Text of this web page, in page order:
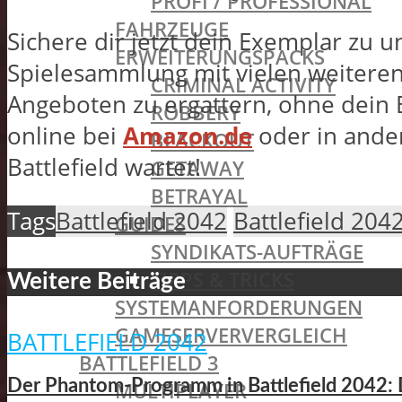
FAHRZEUGE
ERWEITERUNGSPACKS
CRIMINAL ACTIVITY
ROBBERY
BLACKOUT
GETAWAY
BETRAYAL
GUIDES
SYNDIKATS-AUFTRÄGE
TIPPS & TRICKS
SYSTEMANFORDERUNGEN
GAMESERVERVERGLEICH
BATTLEFIELD 3
MULTIPLAYER
Sichere dir jetzt dein Exemplar zu
Spielesammlung mit vielen
Angeboten zu ergattern, ohne
online bei Amazon.deoder in
Battlefield wartet!
TagsBattlefield 2042 Battlefield
Weitere Beiträge
BATTLEFIELD 2042
Der Phantom-Programm in Battlefield